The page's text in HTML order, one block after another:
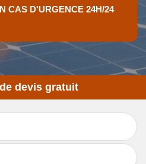
CAS D'URGENCE 24H/24
devis gratuit